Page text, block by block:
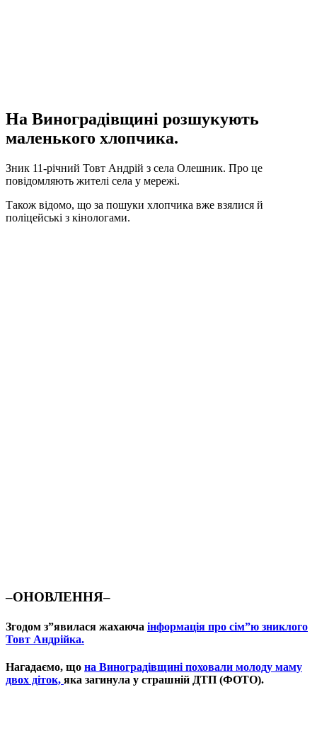
На Виноградівщині розшукують
маленького хлопчика.
Зник 11-річний Товт Андрій з села Олешник. Про це
повідомляють жителі села у мережі.
Також відомо, що за пошуки хлопчика вже взялися й
поліцейські з кінологами.
–ОНОВЛЕННЯ–
Згодом з”явилася жахаюча інформація про сім”ю зниклого
Товт Андрійка.
Нагадаємо, що на Виноградівщині поховали молоду маму
двох діток, яка загинула у страшній ДТП (ФОТО).